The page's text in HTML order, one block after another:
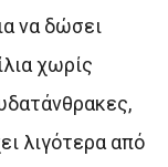
να δώσει
χωρίς
λιγότερα από